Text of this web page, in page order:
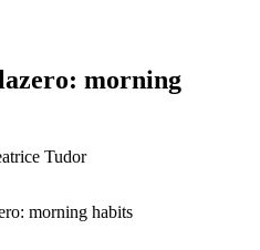
morning
Tudor